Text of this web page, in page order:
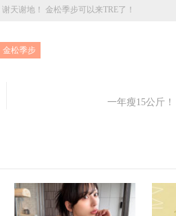
谢天谢地！ 金松季步可以来TRE了！
金松季步
一年瘦15公斤